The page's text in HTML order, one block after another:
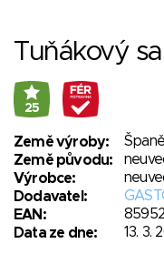
Tuňákový
25
Země výroby:
Země původu:
Výrobce:
Dodavatel:
EAN:
Data ze dne:
13. 3.